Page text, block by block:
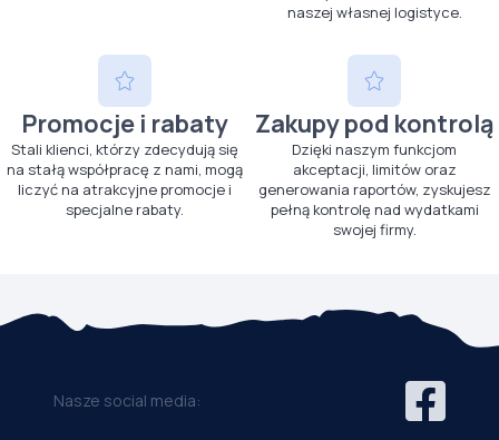
naszej własnej logistyce.
Promocje i rabaty
Stali klienci, którzy zdecydują się
na stałą współpracę z nami, mogą
liczyć na atrakcyjne promocje i
specjalne rabaty.
Zakupy pod kontrolą
Dzięki naszym funkcjom
akceptacji, limitów oraz
generowania raportów, zyskujesz
pełną kontrolę nad wydatkami
swojej firmy.
Nasze social media: